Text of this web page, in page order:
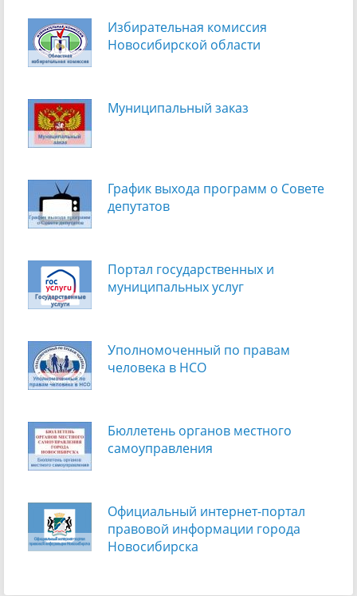
Избирательная комиссия
Новосибирской области
Муниципальный заказ
График выхода программ о Cовете
депутатов
Портал государственных и
муниципальных услуг
Уполномоченный по правам
человека в НСО
Бюллетень органов местного
самоуправления
Официальный интернет-портал
правовой информации города
Новосибирска